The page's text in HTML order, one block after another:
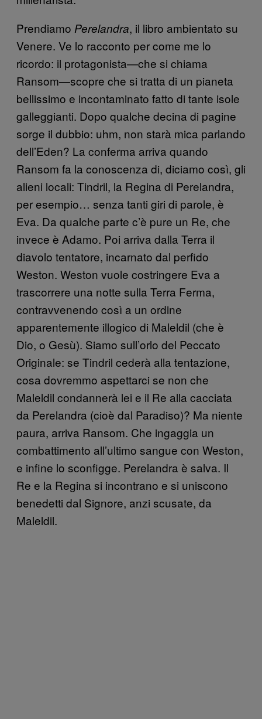
Prendiamo Perelandra, il libro ambientato su
Venere. Ve lo racconto per come me lo
ricordo: il protagonista—che si chiama
Ransom—scopre che si tratta di un pianeta
bellissimo e incontaminato fatto di tante isole
galleggianti. Dopo qualche decina di pagine
sorge il dubbio: uhm, non starà mica parlando
dell’Eden? La conferma arriva quando
Ransom fa la conoscenza di, diciamo così, gli
alieni locali: Tindril, la Regina di Perelandra,
per esempio… senza tanti giri di parole, è
Eva. Da qualche parte c’è pure un Re, che
invece è Adamo. Poi arriva dalla Terra il
diavolo tentatore, incarnato dal perfido
Weston. Weston vuole costringere Eva a
trascorrere una notte sulla Terra Ferma,
contravvenendo così a un ordine
apparentemente illogico di Maleldil (che è
Dio, o Gesù). Siamo sull’orlo del Peccato
Originale: se Tindril cederà alla tentazione,
cosa dovremmo aspettarci se non che
Maleldil condannerà lei e il Re alla cacciata
da Perelandra (cioè dal Paradiso)? Ma niente
paura, arriva Ransom. Che ingaggia un
combattimento all’ultimo sangue con Weston,
e infine lo sconfigge. Perelandra è salva. Il
Re e la Regina si incontrano e si uniscono
benedetti dal Signore, anzi scusate, da
Maleldil.